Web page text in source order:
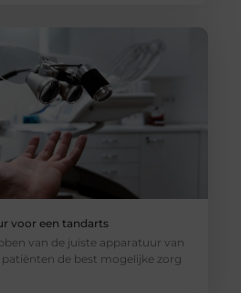
voor een tandarts
van de juiste apparatuur van
de best mogelijke zorg